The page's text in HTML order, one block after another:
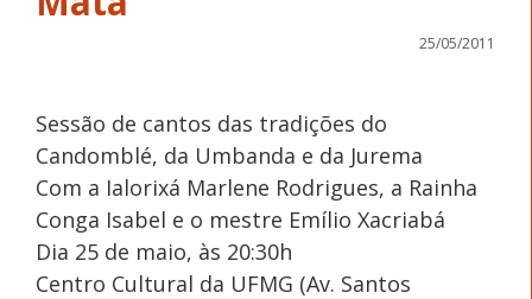
25/05/2011
Sessão de cantos das tradições do
Candomblé, da Umbanda e da Jurema
Com a Ialorixá Marlene Rodrigues, a Rainha
Conga Isabel e o mestre Emílio Xacriabá
Dia 25 de maio, às 20:30h
Centro Cultural da UFMG (Av. Santos